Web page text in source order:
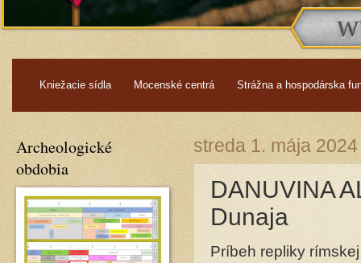
Kniežacie sídla
Mocenské centrá Strážna a hospodárska
streda 1. mája 2024
DANUVINA
Dunaja
Príbeh repliky
Archeologické
obdobia